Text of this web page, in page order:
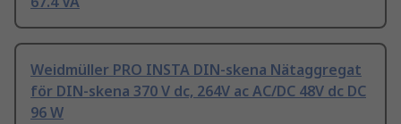
Weidmüller PRO INSTA DIN-skena Nätaggregat
för DIN-skena 370 V dc, 264V ac AC/DC 48V dc DC
96 W